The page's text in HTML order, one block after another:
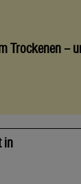
Trockenen –
in